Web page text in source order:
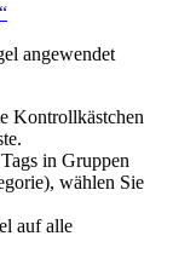
angewendet
Kontrollkästchen
in Gruppen
wählen Sie
auf alle